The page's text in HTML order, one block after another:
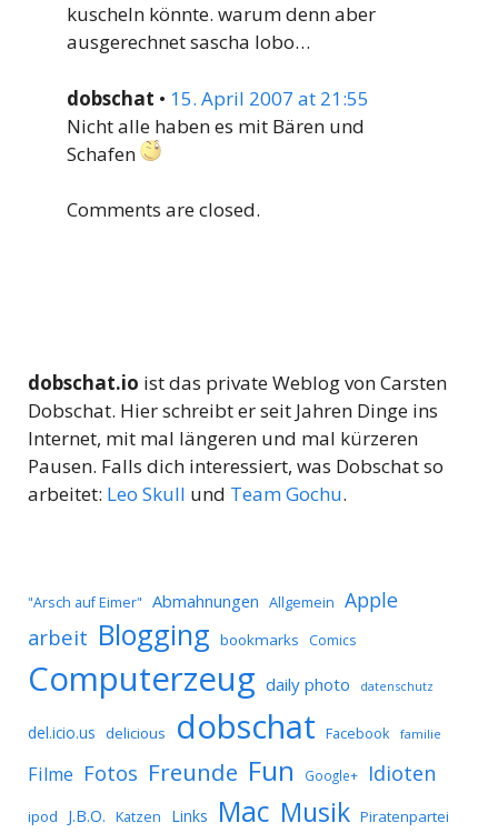
kuscheln könnte. warum denn aber
ausgerechnet sascha lobo…
dobschat • 15. April 2007 at 21:55
Nicht alle haben es mit Bären und
Schafen
Comments are closed.
dobschat.io ist das private Weblog von Carsten
Dobschat. Hier schreibt er seit Jahren Dinge ins
Internet, mit mal längeren und mal kürzeren
Pausen. Falls dich interessiert, was Dobschat so
arbeitet: Leo Skull und Team Gochu.
"Arsch auf Eimer" Abmahnungen Allgemein Apple
arbeit Blogging bookmarks Comics
Computerzeug daily photo datenschutz
del.icio.us delicious dobschat Facebook familie
Filme Fotos Freunde Fun Google+ Idioten
ipod J.B.O. Katzen Links Mac Musik Piratenpartei